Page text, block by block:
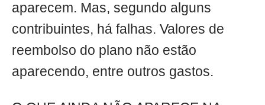
aparecem. Mas, segundo alguns
contribuintes, há falhas. Valores de
reembolso do plano não estão
aparecendo, entre outros gastos.